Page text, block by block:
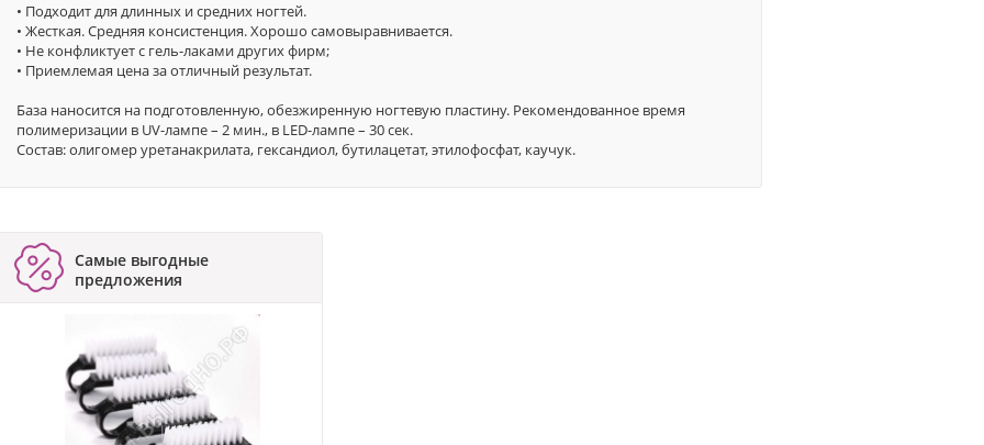
• Подходит для длинных и средних ногтей.
• Жесткая. Средняя консистенция. Хорошо самовыравнивается.
• Не конфликтует с гель-лаками других фирм;
• Приемлемая цена за отличный результат.
База наносится на подготовленную, обезжиренную ногтевую пластину. Рекомендованное время
полимеризации в UV-лампе – 2 мин., в LED-лампе – 30 сек.
Состав: олигомер уретанакрилата, гександиол, бутилацетат, этилофосфат, каучук.
Самые выгодные
предложения